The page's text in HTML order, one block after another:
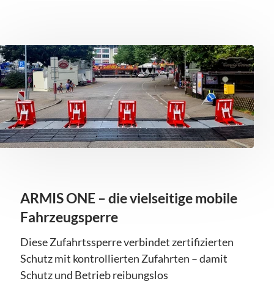
ARMIS ONE – die vielseitige mobile
Fahrzeugsperre
Diese Zufahrtssperre verbindet zertifizierten
Schutz mit kontrollierten Zufahrten – damit
Schutz und Betrieb reibungslos